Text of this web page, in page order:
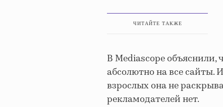
ЧИТАЙТЕ ТАКЖЕ
В Mediascope объяснили,
абсолютно на все
взрослых она не
рекламодателей нет.